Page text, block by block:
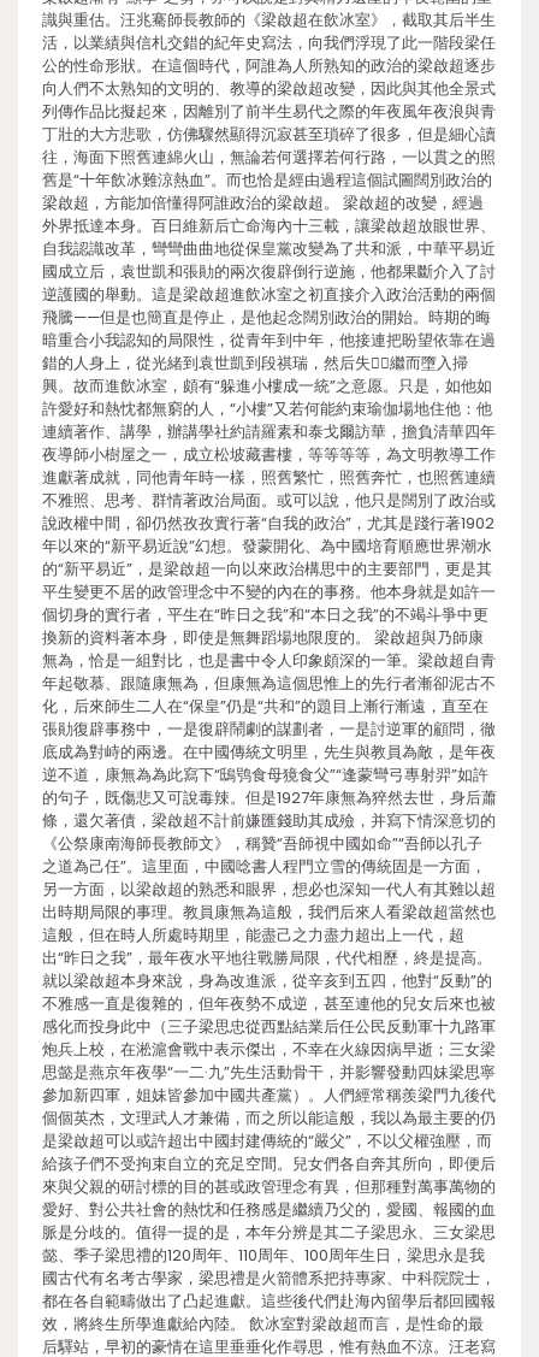
識與重估。汪兆騫師長教師的《梁啟超在飲冰室》，截取其后半生
活，以業績與信札交錯的紀年史寫法，向我們浮現了此一階段梁任
公的性命形狀。在這個時代，阿誰為人所熟知的政治的梁啟超逐步
向人們不太熟知的文明的、教導的梁啟超改變，因此與其他全景式
列傳作品比擬起來，因離別了前半生易代之際的年夜風年夜浪與青
丁壯的大方悲歌，仿佛驟然顯得沉寂甚至瑣碎了很多，但是細心讀
往，海面下照舊連綿火山，無論若何選擇若何行路，一以貫之的照
舊是“十年飲冰難涼熱血”。而也恰是經由過程這個試圖闊別政治的
梁啟超，方能加倍懂得阿誰政治的梁啟超。 梁啟超的改變，經過
外界抵達本身。百日維新后亡命海內十三載，讓梁啟超放眼世界、
自我認識改革，彎彎曲曲地從保皇黨改變為了共和派，中華平易近
國成立后，袁世凱和張勛的兩次復辟倒行逆施，他都果斷介入了討
逆護國的舉動。這是梁啟超進飲冰室之初直接介入政治活動的兩個
飛騰——但是也簡直是停止，是他起念闊別政治的開始。時期的晦
暗重合小我認知的局限性，從青年到中年，他接連把盼望依靠在過
錯的人身上，從光緒到袁世凱到段祺瑞，然后失，繼而墮入掃
興。故而進飲冰室，頗有“躲進小樓成一統”之意愿。只是，如他如
許愛好和熱忱都無窮的人，“小樓”又若何能約束瑜伽場地住他：他
連續著作、講學，辦講學社約請羅素和泰戈爾訪華，擔負清華四年
夜導師小樹屋之一，成立松坡藏書樓，等等等等，為文明教導工作
進獻著成就，同他青年時一樣，照舊繁忙，照舊奔忙，也照舊連續
不雅照、思考、群情著政治局面。或可以說，他只是闊別了政治或
說政權中間，卻仍然孜孜實行著“自我的政治”，尤其是踐行著1902
年以來的“新平易近說”幻想。發蒙開化、為中國培育順應世界潮水
的“新平易近”，是梁啟超一向以來政治構思中的主要部門，更是其
平生變更不居的政管理念中不變的內在的事務。他本身就是如許一
個切身的實行者，平生在“昨日之我”和“本日之我”的不竭斗爭中更
換新的資料著本身，即使是無舞蹈場地限度的。 梁啟超與乃師康
無為，恰是一組對比，也是書中令人印象頗深的一筆。梁啟超自青
年起敬慕、跟隨康無為，但康無為這個思惟上的先行者漸卻泥古不
化，后來師生二人在“保皇”仍是“共和”的題目上漸行漸遠，直至在
張勛復辟事務中，一是復辟鬧劇的謀劃者，一是討逆軍的顧問，徹
底成為對峙的兩邊。在中國傳統文明里，先生與教員為敵，是年夜
逆不道，康無為為此寫下“鴟鸮食母獍食父”“逢蒙彎弓專射羿”如許
的句子，既傷悲又可說毒辣。但是1927年康無為猝然去世，身后蕭
條，還欠著債，梁啟超不計前嫌匯錢助其成殮，并寫下情深意切的
《公祭康南海師長教師文》，稱贊“吾師視中國如命”“吾師以孔子
之道為己任”。這里面，中國唸書人程門立雪的傳統固是一方面，
另一方面，以梁啟超的熟悉和眼界，想必也深知一代人有其難以超
出時期局限的事理。教員康無為這般，我們后來人看梁啟超當然也
這般，但在時人所處時期里，能盡己之力盡力超出上一代，超
出“昨日之我”，最年夜水平地往戰勝局限，代代相歷，終是提高。
就以梁啟超本身來說，身為改進派，從辛亥到五四，他對“反動”的
不雅感一直是復雜的，但年夜勢不成逆，甚至連他的兒女后來也被
感化而投身此中（三子梁思忠從西點結業后任公民反動軍十九路軍
炮兵上校，在淞滬會戰中表示傑出，不幸在火線因病早逝；三女梁
思懿是燕京年夜學“一二·九”先生活動骨干，并影響發動四妹梁思寧
參加新四軍，姐妹皆參加中國共產黨）。人們經常稱羨梁門九後代
個個英杰，文理武人才兼備，而之所以能這般，我以為最主要的仍
是梁啟超可以或許超出中國封建傳統的“嚴父”，不以父權強壓，而
給孩子們不受拘束自立的充足空間。兒女們各自奔其所向，即便后
來與父親的研討標的目的甚或政管理念有異，但那種對萬事萬物的
愛好、對公共社會的熱忱和任務感是繼續乃父的，愛國、報國的血
脈是分歧的。值得一提的是，本年分辨是其二子梁思永、三女梁思
懿、季子梁思禮的120周年、110周年、100周年生日，梁思永是我
國古代有名考古學家，梁思禮是火箭體系把持專家、中科院院士，
都在各自範疇做出了凸起進獻。這些後代們赴海內留學后都回國報
效，將終生所學進獻給內陸。 飲冰室對梁啟超而言，是性命的最
后驛站，早初的豪情在這里垂垂化作尋思，惟有熱血不涼。汪老寫